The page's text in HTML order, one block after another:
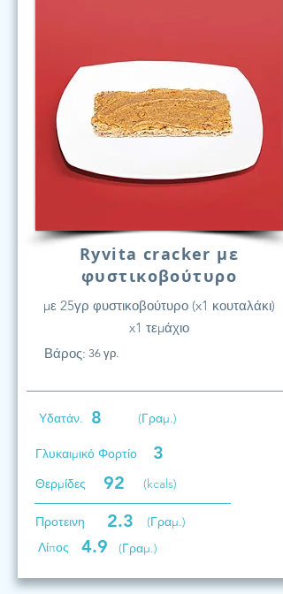
Ryvita cracker με
φυστικοβούτυρο
με 25γρ φυστικοβούτυρο (x1 κουταλάκι)
x1 τεμάχιο
Βάρος: 36 γρ.
Υδατάν. 8 (Γραμ.)
Γλυκαιμικό Φορτίο 3
Θερμίδες 92 (kcals)
Προτεινη 2.3
(Γραμ.)
Λίπος
4.9 (Γραμ.)